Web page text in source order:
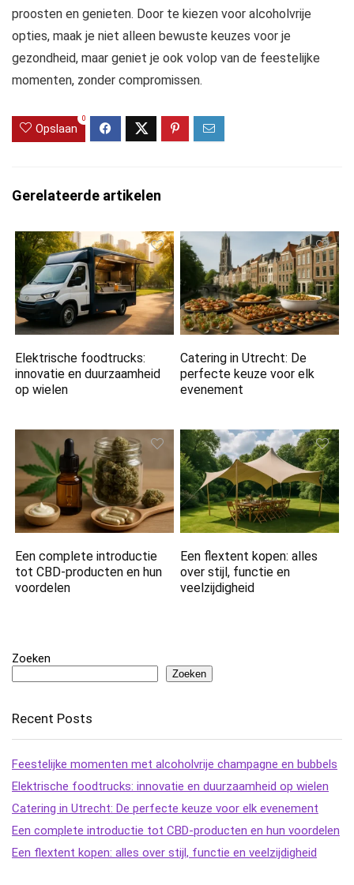
proosten en genieten. Door te kiezen voor alcoholvrije
opties, maak je niet alleen bewuste keuzes voor je
gezondheid, maar geniet je ook volop van de feestelijke
momenten, zonder compromissen.
Opslaan
0
Gerelateerde artikelen
Elektrische foodtrucks:
innovatie en duurzaamheid
op wielen
Catering in Utrecht: De
perfecte keuze voor elk
evenement
Een complete introductie
tot CBD-producten en hun
voordelen
Een flextent kopen: alles
over stijl, functie en
veelzijdigheid
Zoeken
Zoeken
Recent Posts
Feestelijke momenten met alcoholvrije champagne en bubbels
Elektrische foodtrucks: innovatie en duurzaamheid op wielen
Catering in Utrecht: De perfecte keuze voor elk evenement
Een complete introductie tot CBD-producten en hun voordelen
Een flextent kopen: alles over stijl, functie en veelzijdigheid